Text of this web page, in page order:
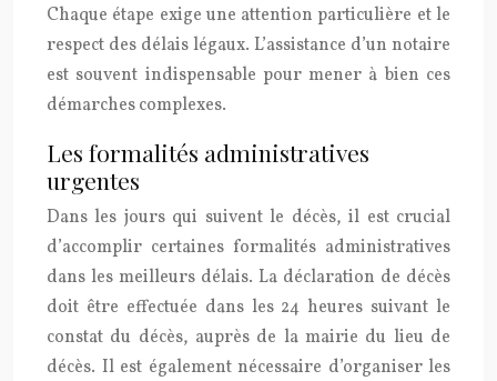
Chaque étape exige une attention particulière et le
respect des délais légaux. L’assistance d’un notaire
est souvent indispensable pour mener à bien ces
démarches complexes.
Les formalités administratives
urgentes
Dans les jours qui suivent le décès, il est crucial
d’accomplir certaines formalités administratives
dans les meilleurs délais. La déclaration de décès
doit être effectuée dans les 24 heures suivant le
constat du décès, auprès de la mairie du lieu de
décès. Il est également nécessaire d’organiser les